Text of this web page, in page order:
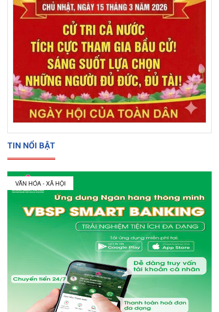
TIN NỔI BẬT
VĂN HÓA - XÃ HỘI